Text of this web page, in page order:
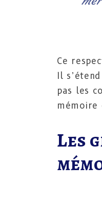
Ce
Il
pas les
mémoire
Les